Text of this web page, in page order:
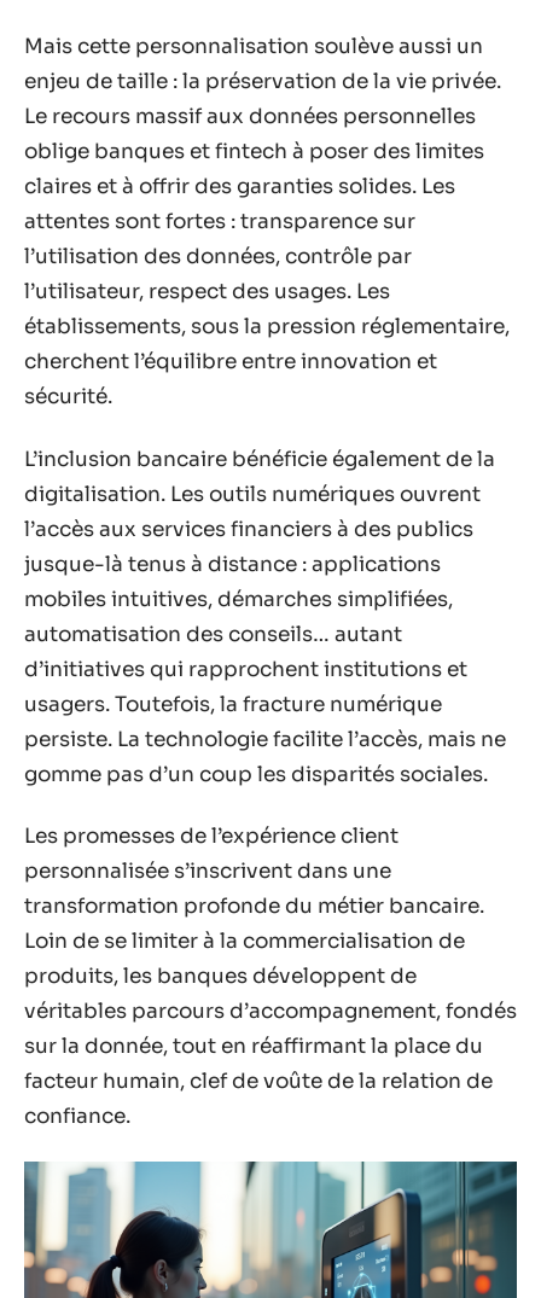
Mais cette personnalisation soulève aussi un
enjeu de taille : la préservation de la vie privée.
Le recours massif aux données personnelles
oblige banques et fintech à poser des limites
claires et à offrir des garanties solides. Les
attentes sont fortes : transparence sur
l’utilisation des données, contrôle par
l’utilisateur, respect des usages. Les
établissements, sous la pression réglementaire,
cherchent l’équilibre entre innovation et
sécurité.
L’inclusion bancaire bénéficie également de la
digitalisation. Les outils numériques ouvrent
l’accès aux services financiers à des publics
jusque-là tenus à distance : applications
mobiles intuitives, démarches simplifiées,
automatisation des conseils… autant
d’initiatives qui rapprochent institutions et
usagers. Toutefois, la fracture numérique
persiste. La technologie facilite l’accès, mais ne
gomme pas d’un coup les disparités sociales.
Les promesses de l’expérience client
personnalisée s’inscrivent dans une
transformation profonde du métier bancaire.
Loin de se limiter à la commercialisation de
produits, les banques développent de
véritables parcours d’accompagnement, fondés
sur la donnée, tout en réaffirmant la place du
facteur humain, clef de voûte de la relation de
confiance.